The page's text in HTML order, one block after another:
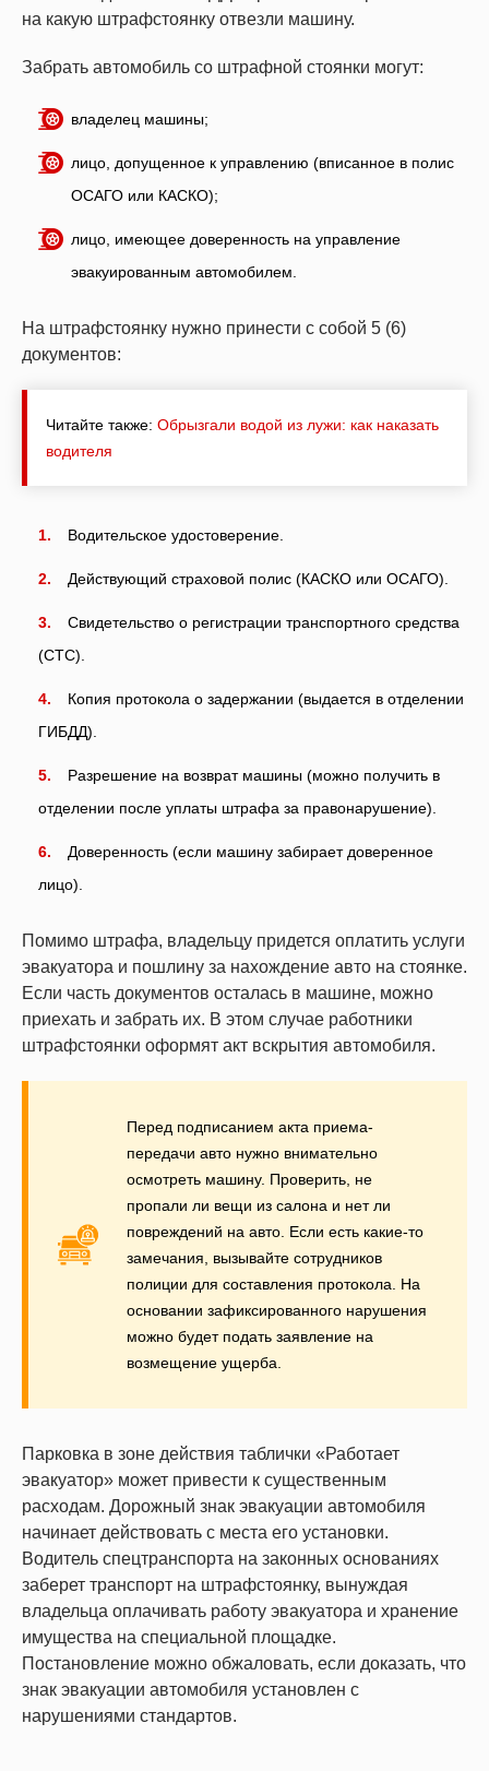
на какую штрафстоянку отвезли машину.
Забрать автомобиль со штрафной стоянки могут:
владелец машины;
лицо, допущенное к управлению (вписанное в полис
ОСАГО или КАСКО);
лицо, имеющее доверенность на управление
эвакуированным автомобилем.
На штрафстоянку нужно принести с собой 5 (6)
документов:
Читайте также: Обрызгали водой из лужи: как наказать
водителя
Водительское удостоверение.
Действующий страховой полис (КАСКО или ОСАГО).
Свидетельство о регистрации транспортного средства
(СТС).
Копия протокола о задержании (выдается в отделении
ГИБДД).
Разрешение на возврат машины (можно получить в
отделении после уплаты штрафа за правонарушение).
Доверенность (если машину забирает доверенное
лицо).
Помимо штрафа, владельцу придется оплатить услуги
эвакуатора и пошлину за нахождение авто на стоянке.
Если часть документов осталась в машине, можно
приехать и забрать их. В этом случае работники
штрафстоянки оформят акт вскрытия автомобиля.
Перед подписанием акта приема-
передачи авто нужно внимательно
осмотреть машину. Проверить, не
пропали ли вещи из салона и нет ли
повреждений на авто. Если есть какие-то
замечания, вызывайте сотрудников
полиции для составления протокола. На
основании зафиксированного нарушения
можно будет подать заявление на
возмещение ущерба.
Парковка в зоне действия таблички «Работает
эвакуатор» может привести к существенным
расходам. Дорожный знак эвакуации автомобиля
начинает действовать с места его установки.
Водитель спецтранспорта на законных основаниях
заберет транспорт на штрафстоянку, вынуждая
владельца оплачивать работу эвакуатора и хранение
имущества на специальной площадке.
Постановление можно обжаловать, если доказать, что
знак эвакуации автомобиля установлен с
нарушениями стандартов.